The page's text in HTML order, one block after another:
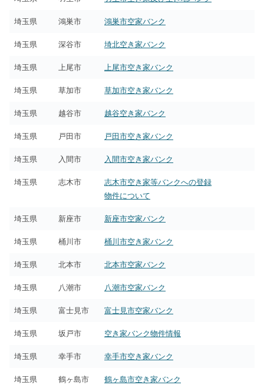
埼玉県 鴻巣市 鴻巣市空家バンク
埼玉県 深谷市 埼北空き家バンク
埼玉県 上尾市 上尾市空き家バンク
埼玉県 草加市 草加市空き家バンク
埼玉県 越谷市 越谷空き家バンク
埼玉県 戸田市 戸田市空き家バンク
埼玉県 入間市 入間市空き家バンク
埼玉県 志木市
志木市空き家等バンクへの登録
物件について
埼玉県 新座市 新座市空家バンク
埼玉県 桶川市 桶川市空き家バンク
埼玉県 北本市 北本市空家バンク
埼玉県 八潮市 八潮市空家バンク
埼玉県 富士見市 富士見市空家バンク
埼玉県 坂戸市 空き家バンク物件情報
埼玉県 幸手市 幸手市空き家バンク
埼玉県 鶴ヶ島市 鶴ヶ島市空き家バンク